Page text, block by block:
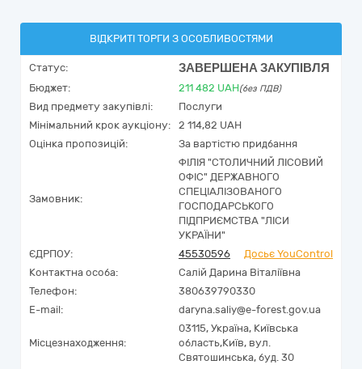
ВІДКРИТІ ТОРГИ З ОСОБЛИВОСТЯМИ
Статус: ЗАВЕРШЕНА ЗАКУПІВЛЯ
Бюджет: 211 482 UAH(без ПДВ)
Вид предмету закупівлі:
Послуги
Мінімальний крок аукціону:
2 114,82 UAH
Оцінка пропозицій:
За вартістю придбання
Замовник:
ФІЛІЯ "СТОЛИЧНИЙ ЛІСОВИЙ
ОФІС" ДЕРЖАВНОГО
СПЕЦІАЛІЗОВАНОГО
ГОСПОДАРСЬКОГО
ПІДПРИЄМСТВА "ЛІСИ
УКРАЇНИ"
ЄДРПОУ:
45530596
Досьє YouControl
Контактна особа:
Салій Дарина Віталіївна
Телефон:
380639790330
E-mail:
daryna.saliy@e-forest.gov.ua
Місцезнаходження:
03115, Україна, Київська
область,Київ, вул.
Святошинська, буд. 30